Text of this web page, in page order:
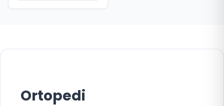
Ortopedi